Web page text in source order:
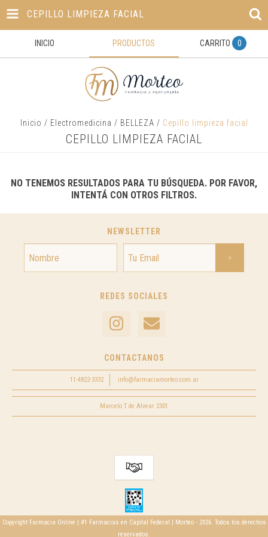
CEPILLO LIMPIEZA FACIAL
INICIO PRODUCTOS CARRITO 0
Inicio / Electromedicina / BELLEZA / Cepillo limpieza facial
CEPILLO LIMPIEZA FACIAL
NO TENEMOS RESULTADOS PARA TU BÚSQUEDA. POR FAVOR,
INTENTÁ CON OTROS FILTROS.
NEWSLETTER
REDES SOCIALES
CONTACTANOS
11-4822-3332 info@farmaciamorteo.com.ar
Marcelo T de Alvear 2301
Copyright Farmacia Online | #1 Farmacias en Capital Federal | Morteo - 2026. Todos los derechos
reservados.